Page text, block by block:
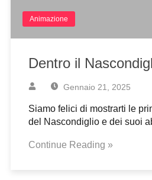
Animazione
Dentro il
Gennaio 21, 2025
Siamo felici di mostrarti le
del Nascondiglio e dei suoi
Continue Reading »